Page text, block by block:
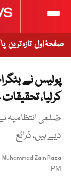
صفحۂ اول تازہ ترین
پولیس نے
کرلیا،
ضلعی انتظامیہ
دیے ہیں، ذرائع
Muhammad Zain Raza
PM